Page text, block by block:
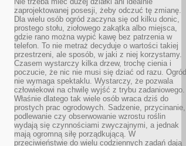
zaprojektowanej posesji, żeby odczuć tę zmianę.
Dla wielu osób ogród zaczyna się od kilku donic,
prostego stołu, ziołowego zakątka albo miejsca,
gdzie rano można wypić kawę bez patrzenia w
telefon. To nie metraż decyduje o wartości takiej
przestrzeni, ale sposób, w jaki z niej korzystamy.
Czasem wystarczy kilka drzew, trochę cienia i
poczucie, że nic nie musi się dziać od razu. Ogród
nie wymaga spektaklu. Wystarczy, że pozwala
człowiekowi na chwilę wyjść z trybu zadaniowego.
Właśnie dlatego tak wiele osób wraca dziś do
prostych prac ogrodowych. Sadzenie, przycinanie,
podlewanie czy obserwowanie wzrostu roślin
wydają się czynnościami zwyczajnymi, a jednak
mają ogromną siłę porządkującą. W
przeciwieństwie do wielu codziennych zadań dają